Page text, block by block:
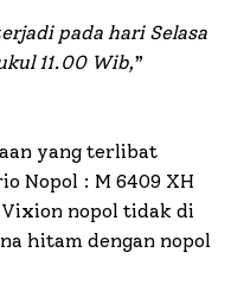
pada hari Selasa
11.00 Wib,”
yang terlibat
Nopol : M 6409 XH
Vixion nopol tidak di
hitam dengan nopol